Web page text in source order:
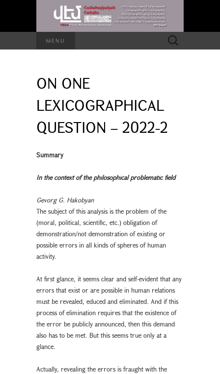
MENU
Search
for:
ON ONE
LEXICOGRAPHICAL
QUESTION – 2022-2
Summary
In the context of the philosophical problematic field
Gevorg G. Hakobyan
The subject of this analysis is the problem of the
(moral, political, scientific, etc.) obligation of
demonstration/not demonstration of existing or
possible errors in all kinds of spheres of human
activity.
At first glance, it seems clear and self-evident that any
errors that exist or are possible in human relations
must be revealed, educed and eliminated. And if this
process of elimination requires that the existence of
the error be publicly announced, then this demand
also has to be met. But this seems true only at a
glance.
Actually, revealing the errors is fraught with the